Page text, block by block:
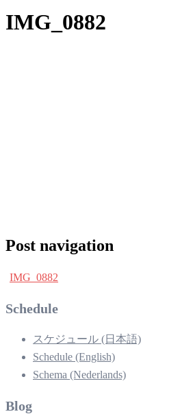
IMG_0882
Post navigation
IMG_0882
Schedule
スケジュール (日本語)
Schedule (English)
Schema (Nederlands)
Blog